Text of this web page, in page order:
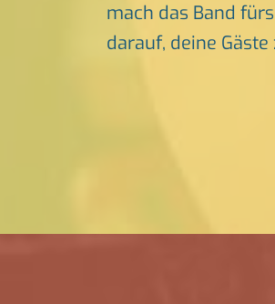
mach das Band
darauf, deine